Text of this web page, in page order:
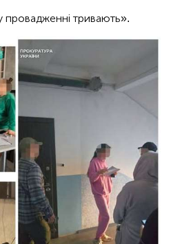
провадженні тривають».